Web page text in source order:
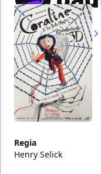
Home Film
Regia
Henry Selick